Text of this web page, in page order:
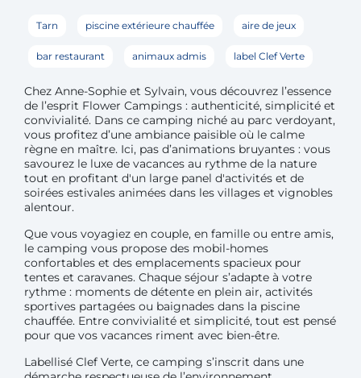
Tarn piscine extérieure chauffée aire de jeux
bar restaurant animaux admis label Clef Verte
Chez Anne-Sophie et Sylvain, vous découvrez l’essence
de l’esprit Flower Campings : authenticité, simplicité et
convivialité. Dans ce camping niché au parc verdoyant,
vous profitez d’une ambiance paisible où le calme
règne en maître. Ici, pas d’animations bruyantes : vous
savourez le luxe de vacances au rythme de la nature
tout en profitant d'un large panel d'activités et de
soirées estivales animées dans les villages et vignobles
alentour.
Que vous voyagiez en couple, en famille ou entre amis,
le camping vous propose des mobil-homes
confortables et des emplacements spacieux pour
tentes et caravanes. Chaque séjour s’adapte à votre
rythme : moments de détente en plein air, activités
sportives partagées ou baignades dans la piscine
chauffée. Entre convivialité et simplicité, tout est pensé
pour que vos vacances riment avec bien-être.
Labellisé Clef Verte, ce camping s’inscrit dans une